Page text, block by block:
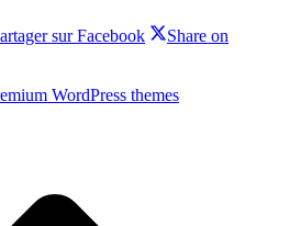
sur Facebook
Share on
WordPress themes